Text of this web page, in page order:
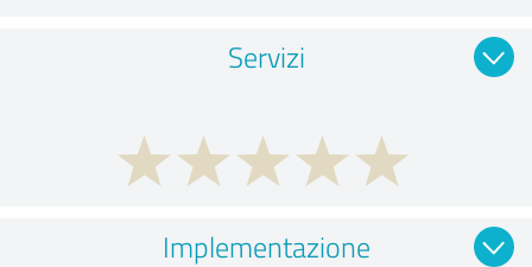
Servizi
Implementazione